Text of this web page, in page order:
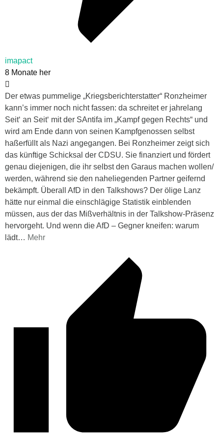
imapact
8 Monate her
Der etwas pummelige „Kriegsberichterstatter“ Ronzheimer
kann’s immer noch nicht fassen: da schreitet er jahrelang
Seit‘ an Seit‘ mit der SAntifa im „Kampf gegen Rechts“ und
wird am Ende dann von seinen Kampfgenossen selbst
haßerfüllt als Nazi angegangen. Bei Ronzheimer zeigt sich
das künftige Schicksal der CDSU. Sie finanziert und fördert
genau diejenigen, die ihr selbst den Garaus machen wollen/
werden, während sie den naheliegenden Partner geifernd
bekämpft. Überall AfD in den Talkshows? Der ölige Lanz
hätte nur einmal die einschlägige Statistik einblenden
müssen, aus der das Mißverhältnis in der Talkshow-Präsenz
hervorgeht. Und wenn die AfD – Gegner kneifen: warum
lädt… Mehr